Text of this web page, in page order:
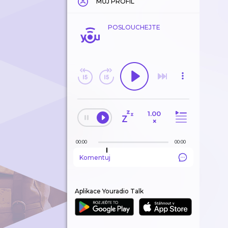
POSLOUCHEJTE
1.00
×
00:00 00:00
Komentuj
Aplikace Youradio Talk